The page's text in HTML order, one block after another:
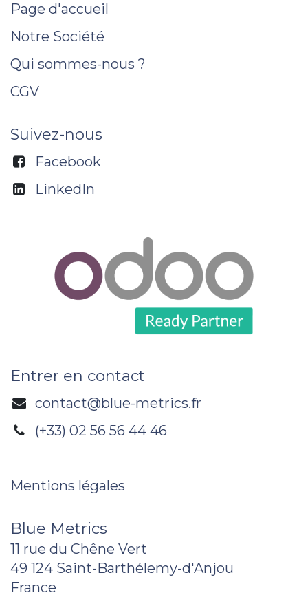
Page d'accueil
Notre Société
Qui sommes-nous ?
CGV
Suivez-nous
Facebook
LinkedIn
Entrer en contact
contact@blue-metrics.fr
(+33) 02 56 56 44 46
Mentions légales
Blue Metrics
11 rue du Chêne Vert
49 124 Saint-Barthélemy-d'Anjou
France